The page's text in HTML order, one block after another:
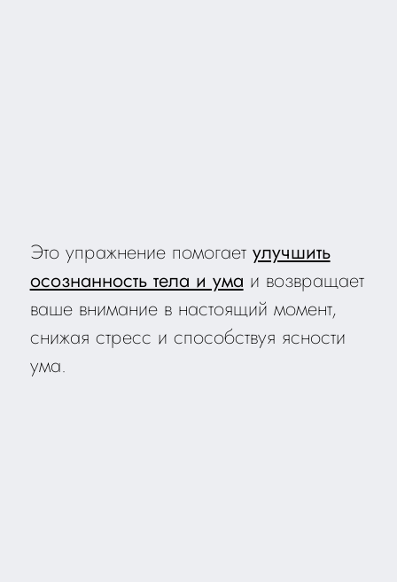
Это упражнение помогает улучшить
осознанность тела и ума и возвращает
ваше внимание в настоящий момент,
снижая стресс и способствуя ясности
ума.